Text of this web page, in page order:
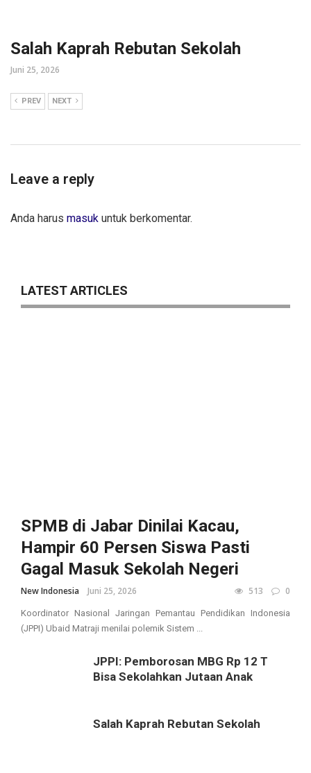
Salah Kaprah Rebutan Sekolah
Juni 25, 2026
PREV NEXT
Leave a reply
Anda harus masuk untuk berkomentar.
LATEST ARTICLES
SPMB di Jabar Dinilai Kacau,
Hampir 60 Persen Siswa Pasti
Gagal Masuk Sekolah Negeri
New Indonesia Juni 25, 2026 513 0
Koordinator Nasional Jaringan Pemantau Pendidikan Indonesia
(JPPI) Ubaid Matraji menilai polemik Sistem ...
JPPI: Pemborosan MBG Rp 12 T
Bisa Sekolahkan Jutaan Anak
Salah Kaprah Rebutan Sekolah